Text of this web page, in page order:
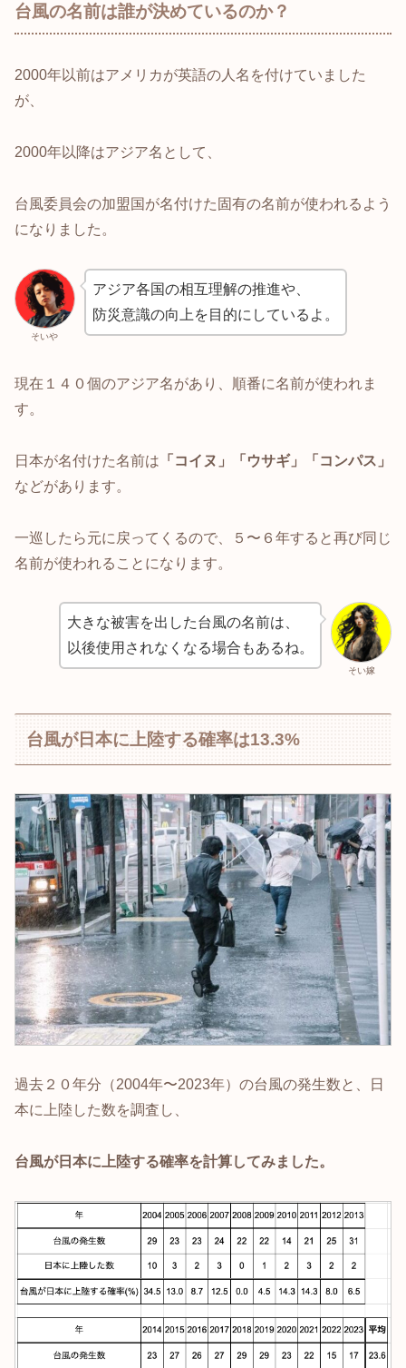
台風の名前は誰が決めているのか？
2000年以前はアメリカが英語の人名を付けていました
が、
2000年以降はアジア名として、
台風委員会の加盟国が名付けた固有の名前が使われるよう
になりました。
そいや
アジア各国の相互理解の推進や、
防災意識の向上を目的にしているよ。
現在１４０個のアジア名があり、順番に名前が使われま
す。
日本が名付けた名前は 「コイヌ」「ウサギ」「コンパス」
などがあります。
一巡したら元に戻ってくるので、５〜６年すると再び同じ
名前が使われることになります。
そい嫁
大きな被害を出した台風の名前は、
以後使用されなくなる場合もあるね。
台風が日本に上陸する確率は13.3%
過去２０年分（2004年〜2023年）の台風の発生数と、日
本に上陸した数を調査し、
台風が日本に上陸する確率を計算してみました。